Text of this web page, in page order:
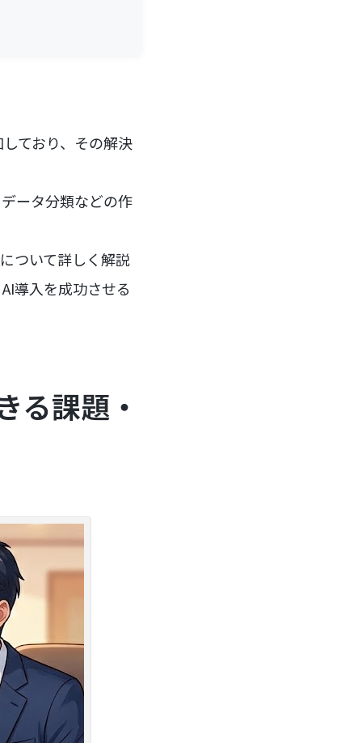
ており、その解決
ータ分類などの作
ついて詳しく解説
導入を成功させる
る課題・